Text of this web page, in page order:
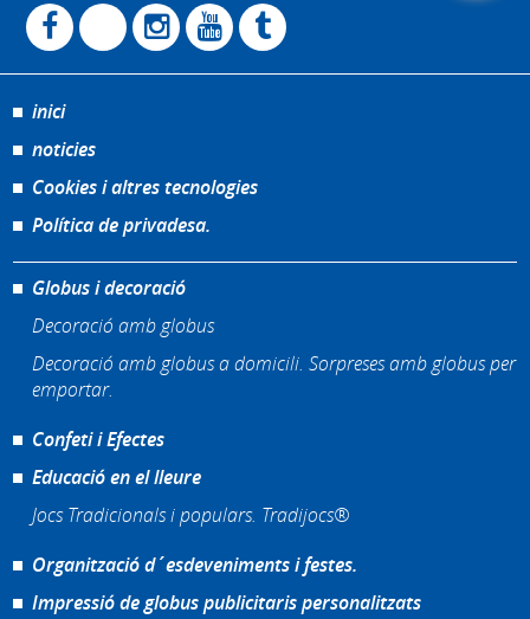
inici
noticies
Cookies i altres tecnologies
Política de privadesa.
Globus i decoració
Decoració amb globus
Decoració amb globus a domicili. Sorpreses amb globus per
emportar.
Confeti i Efectes
Educació en el lleure
Jocs Tradicionals i populars. Tradijocs®
Organització d´esdeveniments i festes.
Impressió de globus publicitaris personalitzats